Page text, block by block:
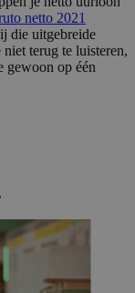
netto 2021
die uitgebreide
terug te luisteren,
gewoon op één